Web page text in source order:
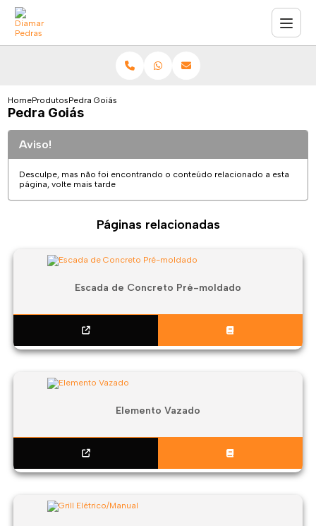
HomeProdutosPedra Goiás
Pedra Goiás
Aviso!
Desculpe, mas não foi encontrando o conteúdo relacionado a esta
página, volte mais tarde
Páginas relacionadas
Escada de Concreto Pré-moldado
Elemento Vazado